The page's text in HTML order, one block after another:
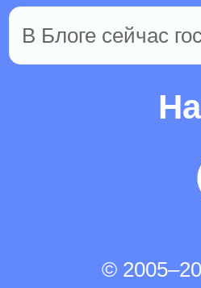
В Блоге сейчас
©